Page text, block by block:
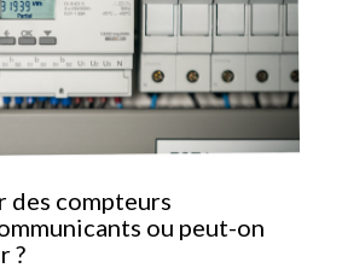
des compteurs
ou peut-on
?